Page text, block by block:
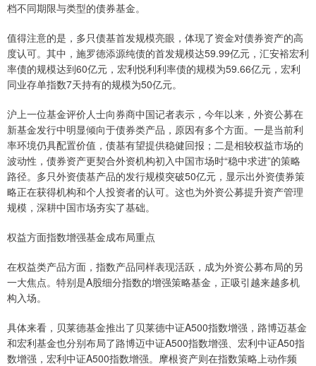
档不同期限与类型的债券基金。
值得注意的是，多只债基首发规模亮眼，体现了资金对债券资产的高
度认可。其中，施罗德添源纯债的首发规模达59.99亿元，汇安裕宏利
率债的规模达到60亿元，宏利悦利利率债的规模为59.66亿元，宏利
同业存单指数7天持有的规模为50亿元。
沪上一位基金评价人士向券商中国记者表示，今年以来，外资公募在
新基金发行中明显倾向于债券类产品，原因有多个方面。一是当前利
率环境仍具配置价值，债基有望提供稳健回报；二是相较权益市场的
波动性，债券资产更契合外资机构初入中国市场时“稳中求进”的策略
路径。多只外资债基产品的发行规模突破50亿元，显示出外资债券策
略正在获得机构和个人投资者的认可。这也为外资公募提升资产管理
规模，深耕中国市场夯实了基础。
权益方面指数增强基金成布局重点
在权益类产品方面，指数产品同样表现活跃，成为外资公募布局的另
一大焦点。特别是A股细分指数的增强策略基金，正吸引越来越多机
构入场。
具体来看，贝莱德基金推出了贝莱德中证A500指数增强，路博迈基金
和宏利基金也分别布局了路博迈中证A500指数增强、宏利中证A50指
数增强，宏利中证A500指数增强。摩根资产则在指数策略上动作频